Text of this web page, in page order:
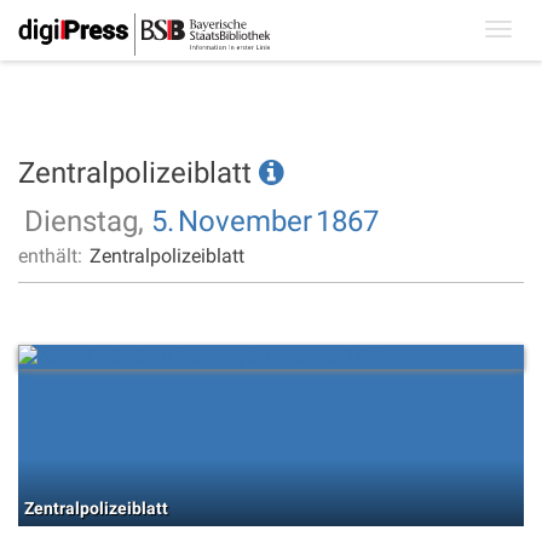
Zentralpolizeiblatt
Dienstag, 5. November1867
enthält: Zentralpolizeiblatt
Zentralpolizeiblatt